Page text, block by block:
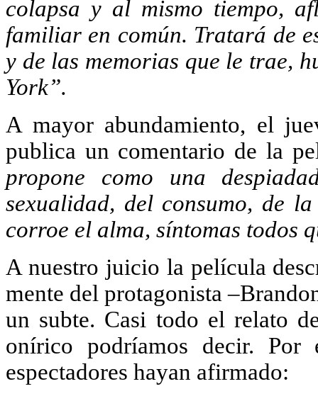
colapsa y al mismo tiempo,
familiar en común. Tratará de
y de las memorias que le trae,
York”.
A mayor abundamiento, el
publica un comentario de la
propone como una
sexualidad, del consumo, de
corroe el alma, síntomas todos
A nuestro juicio la película
mente del protagonista
un subte. Casi todo el relato
onírico podríamos decir.
espectadores hayan afirmado: